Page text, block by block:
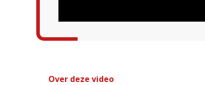
Over deze video